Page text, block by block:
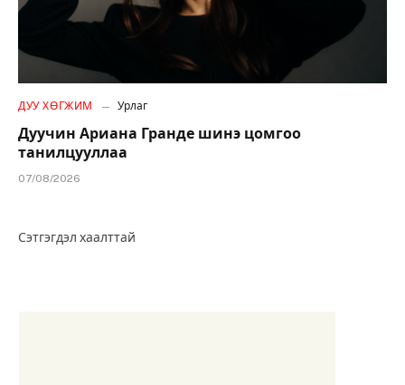
ДУУ ХӨГЖИМ Урлаг
Дуучин Ариана Гранде шинэ цомгоо
танилцууллаа
07/08/2026
Сэтгэгдэл хаалттай